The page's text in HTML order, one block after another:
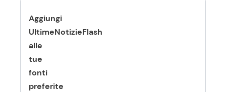
Aggiungi
UltimeNotizieFlash
alle
tue
fonti
preferite